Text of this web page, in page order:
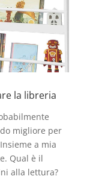
la libreria
migliore per
a mia
Qual è il
alla lettura?